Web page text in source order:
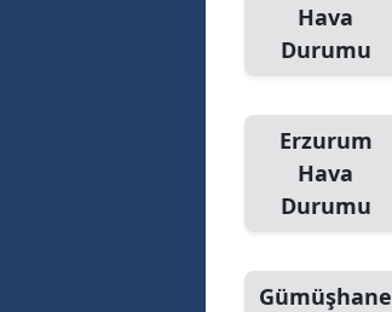
Hava
Durumu
Erzurum
Hava
Durumu
Gümüşhane